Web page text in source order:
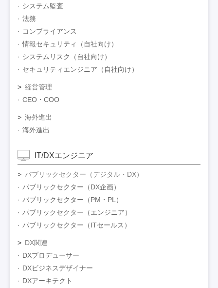
システム監査
法務
コンプライアンス
情報セキュリティ（自社向け）
システムリスク（自社向け）
セキュリティエンジニア（自社向け）
経営管理
CEO・COO
海外進出
海外進出
IT/DXエンジニア
パブリックセクター（デジタル・DX）
パブリックセクター（DX企画）
パブリックセクター（PM・PL）
パブリックセクター（エンジニア）
パブリックセクター（ITセールス）
DX関連
DXプロデューサー
DXビジネスデザイナー
DXアーキテクト